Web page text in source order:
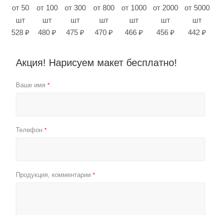
от 50
шт
528 ₽
от 100
шт
480 ₽
от 300
шт
475 ₽
от 800
шт
470 ₽
от 1000
шт
466 ₽
от 2000
шт
456 ₽
от 5000
шт
442 ₽
Акция! Нарисуем макет бесплатно!
Ваше имя *
Телефон *
Продукция, комментарии *